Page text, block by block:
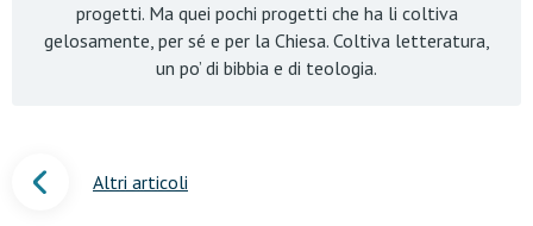
progetti. Ma quei pochi progetti che ha li coltiva
gelosamente, per sé e per la Chiesa. Coltiva letteratura,
un po’ di bibbia e di teologia.
Altri articoli